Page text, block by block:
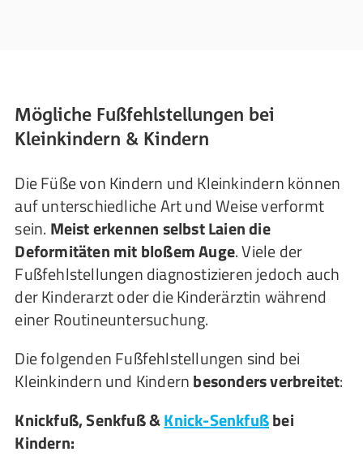
Mögliche Fußfehlstellungen bei
Kleinkindern & Kindern
Die Füße von Kindern und Kleinkindern können
auf unterschiedliche Art und Weise verformt
sein. Meist erkennen selbst Laien die
Deformitäten mit bloßem Auge. Viele der
Fußfehlstellungen diagnostizieren jedoch auch
der Kinderarzt oder die Kinderärztin während
einer Routineuntersuchung.
Die folgenden Fußfehlstellungen sind bei
Kleinkindern und Kindernbesonders verbreitet:
Knickfuß, Senkfuß &Knick-Senkfußbei
Kindern: